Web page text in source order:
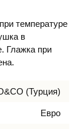
температуре
в
Глажка при
(Турция)
Евро